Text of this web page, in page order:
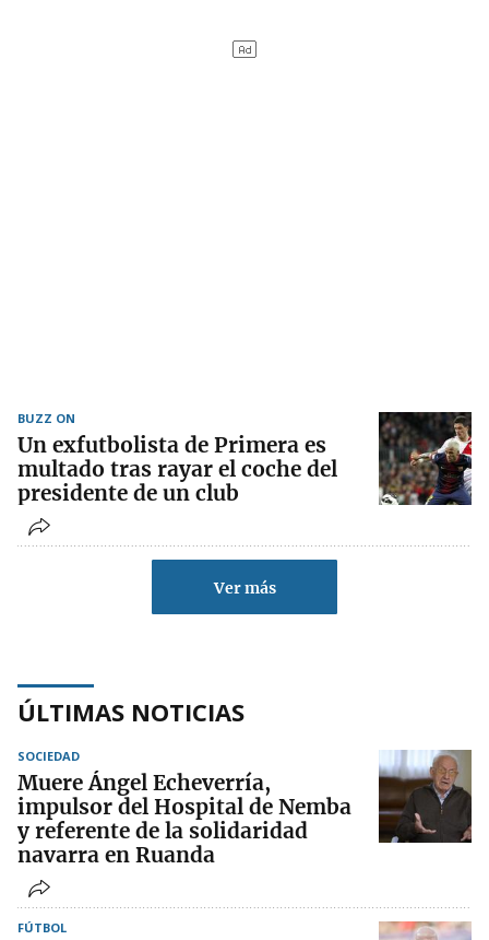
BUZZ ON
Un exfutbolista de Primera es
multado tras rayar el coche del
presidente de un club
Ver más
ÚLTIMAS NOTICIAS
SOCIEDAD
Muere Ángel Echeverría,
impulsor del Hospital de Nemba
y referente de la solidaridad
navarra en Ruanda
FÚTBOL